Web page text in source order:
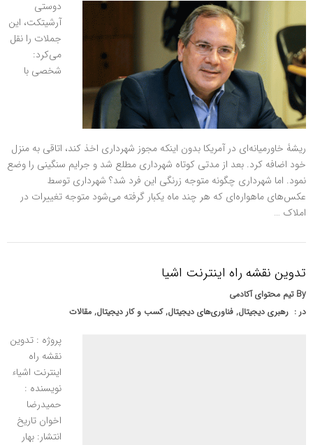
دوستی
آرشیتکت، این
جملات را نقل
می‌کرد:
شخصی با
ریشۀ‌ خاورمیانه‌ای در آمریکا بدون اینکه مجوز شهرداری اخذ کند، اتاقی به منزل
خود اضافه کرد. بعد از مدتی کوتاه شهرداری مطلع شد و جرایم سنگینی را وضع
نمود. اما شهرداری چگونه متوجه زرنگی این فرد شد؟ شهرداری توسط
عکس‌های ماهواره‌ای که هر چند ماه یکبار گرفته می‌شود متوجه تغییرات در
املاک …
تدوین نقشه راه اینترنت اشیا
By تیم محتوای آکادمی
در : رهبری دیجیتال, فناوری‌های دیجیتال,کسب و کار دیجیتال, مقالات
پروژه : تدوین
نقشه راه
اینترنت اشیاء
نویسنده :
حمیدرضا
اخوان تاریخ
انتشار: بهار